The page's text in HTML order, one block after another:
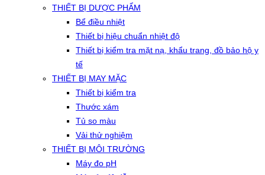
THIẾT BỊ DƯỢC PHẨM
Bể điều nhiệt
Thiết bị hiệu chuẩn nhiệt độ
Thiết bị kiểm tra mặt nạ, khẩu trang, đồ bảo hộ y
tế
THIẾT BỊ MAY MẶC
Thiết bị kiểm tra
Thước xám
Tủ so màu
Vải thử nghiệm
THIẾT BỊ MÔI TRƯỜNG
Máy đo pH